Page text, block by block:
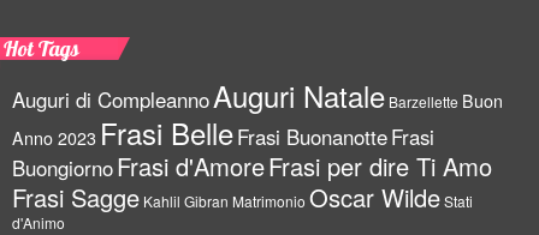
Hot Tags
Auguri di CompleannoAuguri Natale Barzellette Buon
Anno 2023 Frasi BelleFrasi BuonanotteFrasi
BuongiornoFrasi d'AmoreFrasi per dire Ti Amo
Frasi Sagge Kahlil Gibran Matrimonio Oscar WildeStati
d'Animo